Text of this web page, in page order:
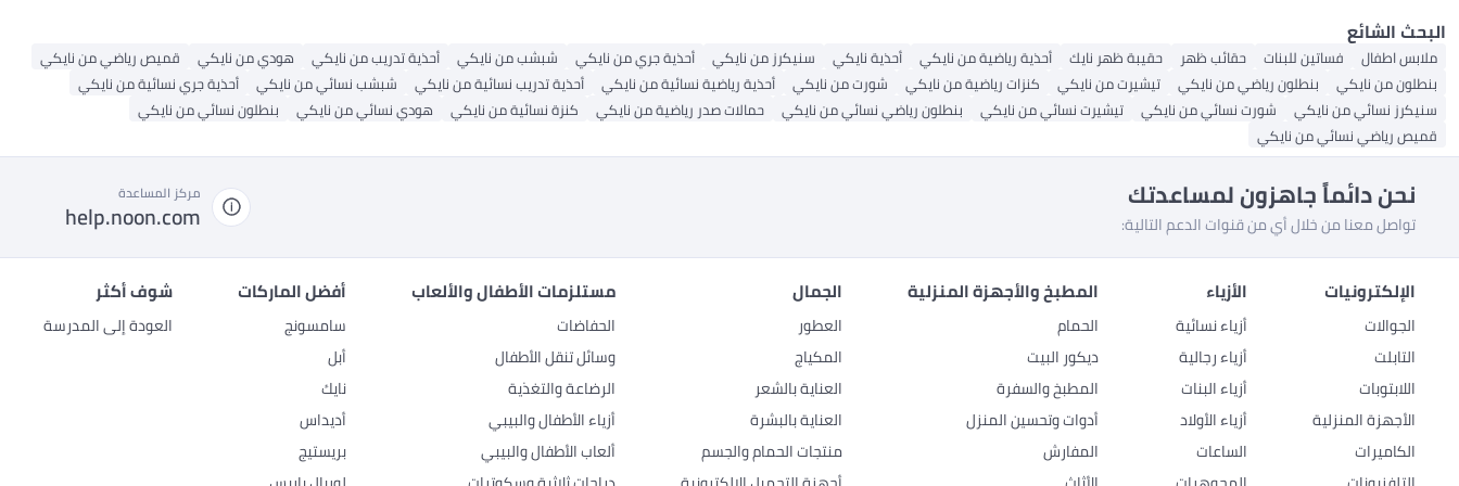
البحث الشائع
ملابس اطفال فساتين للبنات حقائب ظهر حقيبة ظهر نايك أحذية رياضية من نايكي أحذية نايكي سنيكرز من نايكي أحذية جري من نايكي شبشب من نايكي أحذية تدريب من نايكي هودي من نايكي
قميص رياضي من نايكي
بنطلون من نايكي
بنطلون رياضي من نايكي تيشيرت من نايكي كنزات رياضية من نايكي شورت من نايكي أحذية رياضية نسائية من نايكي أحذية تدريب نسائية من نايكي شبشب نسائي من نايكي
أحذية جري نسائية من نايكي
سنيكرز نسائي من نايكي
شورت نسائي من نايكي تيشيرت نسائي من نايكي بنطلون رياضي نسائي من نايكي حمالات صدر رياضية من نايكي كنزة نسائية من نايكي هودي نسائي من نايكي
بنطلون نسائي من نايكي
قميص رياضي نسائي من نايكي
نحن دائماً جاهزون لمساعدتك
تواصل معنا من خلال أي من قنوات الدعم التالية:
مركز المساعدة
help.noon.com
الإلكترونيات
الجوالات
التابلت
اللابتوبات
الأجهزة المنزلية
الكاميرات
الأزياء
أزياء نسائية
أزياء رجالية
أزياء البنات
أزياء الأولاد
الساعات
المطبخ والأجهزة المنزلية
الحمام
ديكور البيت
المطبخ والسفرة
أدوات وتحسين المنزل
المفارش
الجمال
العطور
المكياج
العناية بالشعر
العناية بالبشرة
منتجات الحمام والجسم
مستلزمات الأطفال والألعاب
الحفاضات
وسائل تنقل الأطفال
الرضاعة والتغذية
أزياء الأطفال والبيبي
ألعاب الأطفال والبيبي
أفضل الماركات
سامسونج
أبل
نايك
أديداس
بريستيج
شوف أكثر
العودة إلى المدرسة